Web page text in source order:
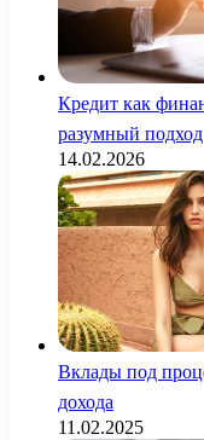
Кредит как
разумный подход
14.02.2026
Вклады под
дохода
11.02.2025